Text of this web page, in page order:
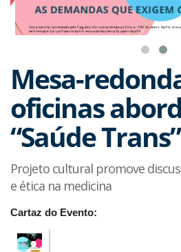
Mesa-
oficinas
“Saúde Trans”
Projeto cultural promove
e ética na medicina
Cartaz do Evento: